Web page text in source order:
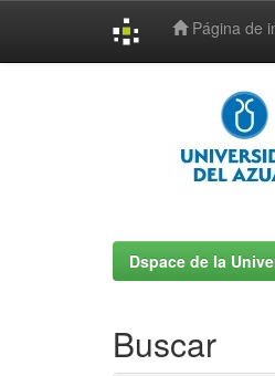
Página de
Dspace de la
Buscar